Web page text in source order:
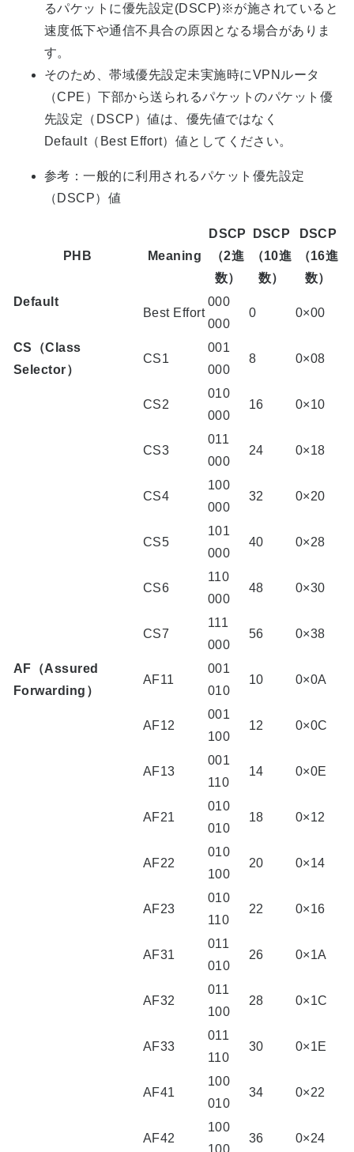
るパケットに優先設定(DSCP)※が施されていると
速度低下や通信不具合の原因となる場合がありま
す。
そのため、帯域優先設定未実施時にVPNルータ
（CPE）下部から送られるパケットのパケット優
先設定（DSCP）値は、優先値ではなく
Default（Best Effort）値としてください。
参考：一般的に利用されるパケット優先設定
（DSCP）値
PHB Meaning
DSCP
（2進
数）
DSCP
（10進
数）
DSCP
（16進
数）
Default
Best Effort
000
000
0 0×00
CS（Class
Selector）
CS1
001
000
8 0×08
CS2
010
000
16 0×10
CS3
011
000
24 0×18
CS4
100
000
32 0×20
CS5
101
000
40 0×28
CS6
110
000
48 0×30
CS7
111
000
56 0×38
AF（Assured
Forwarding）
AF11
001
010
10 0×0A
AF12
001
100
12 0×0C
AF13
001
110
14 0×0E
AF21
010
010
18 0×12
AF22
010
100
20 0×14
AF23
010
110
22 0×16
AF31
011
010
26 0×1A
AF32
011
100
28 0×1C
AF33
011
110
30 0×1E
AF41
100
010
34 0×22
AF42
100
36 0×24